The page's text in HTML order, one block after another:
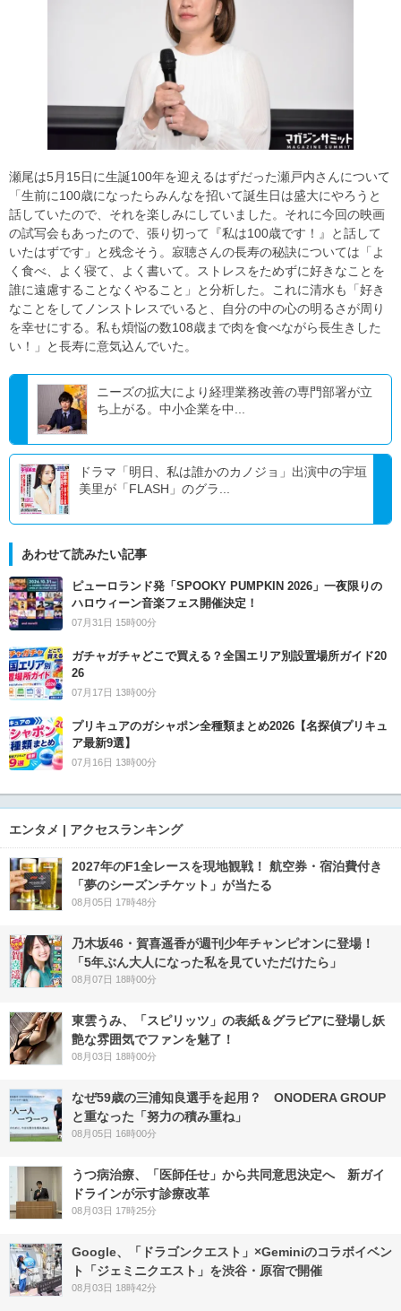
瀬尾は5月15日に生誕100年を迎えるはずだった瀬戸内さんについて
「生前に100歳になったらみんなを招いて誕生日は盛大にやろうと
話していたので、それを楽しみにしていました。それに今回の映画
の試写会もあったので、張り切って『私は100歳です！』と話して
いたはずです」と残念そう。寂聴さんの長寿の秘訣については「よ
く食べ、よく寝て、よく書いて。ストレスをためずに好きなことを
誰に遠慮することなくやること」と分析した。これに清水も「好き
なことをしてノンストレスでいると、自分の中の心の明るさが周り
を幸せにする。私も煩悩の数108歳まで肉を食べながら長生きした
い！」と長寿に意気込んでいた。
ニーズの拡大により経理業務改善の専門部署が立
ち上がる。中小企業を中...
ドラマ「明日、私は誰かのカノジョ」出演中の宇垣
美里が「FLASH」のグラ...
あわせて読みたい記事
ピューロランド発「SPOOKY PUMPKIN 2026」一夜限りの
ハロウィーン音楽フェス開催決定！
07月31日 15時00分
ガチャガチャどこで買える？全国エリア別設置場所ガイド20
26
07月17日 13時00分
プリキュアのガシャポン全種類まとめ2026【名探偵プリキュ
ア最新9選】
07月16日 13時00分
エンタメ | アクセスランキング
2027年のF1全レースを現地観戦！ 航空券・宿泊費付き
「夢のシーズンチケット」が当たる
08月05日 17時48分
乃木坂46・賀喜遥香が週刊少年チャンピオンに登場！
「5年ぶん大人になった私を見ていただけたら」
08月07日 18時00分
東雲うみ、「スピリッツ」の表紙＆グラビアに登場し妖
艶な雰囲気でファンを魅了！
08月03日 18時00分
なぜ59歳の三浦知良選手を起用？ ONODERA GROUP
と重なった「努力の積み重ね」
08月05日 16時00分
うつ病治療、「医師任せ」から共同意思決定へ 新ガイ
ドラインが示す診療改革
08月03日 17時25分
Google、「ドラゴンクエスト」×Geminiのコラボイベン
ト「ジェミニクエスト」を渋谷・原宿で開催
08月03日 18時42分